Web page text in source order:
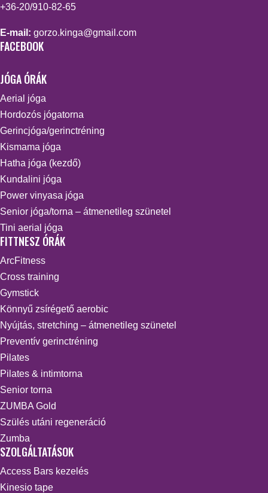
+36-20/910-82-65
E-mail: gorzo.kinga@gmail.com
FACEBOOK
JÓGA ÓRÁK
Aerial jóga
Hordozós jógatorna
Gerincjóga/gerinctréning
Kismama jóga
Hatha jóga (kezdő)
Kundalini jóga
Power vinyasa jóga
Senior jóga/torna – átmenetileg szünetel
Tini aerial jóga
FITTNESZ ÓRÁK
ArcFitness
Cross training
Gymstick
Könnyű zsírégető aerobic
Nyújtás, stretching – átmenetileg szünetel
Preventív gerinctréning
Pilates
Pilates & intimtorna
Senior torna
ZUMBA Gold
Szülés utáni regeneráció
Zumba
SZOLGÁLTATÁSOK
Access Bars kezelés
Kinesio tape